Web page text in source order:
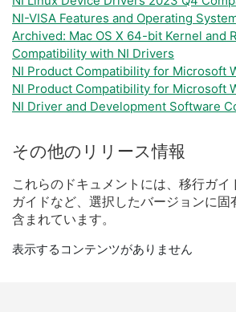
NI-VISA Features and Operating
Archived: Mac OS X 64-bit Kernel and
Compatibility with NI Drivers
NI Product Compatibility for Microsoft
NI Product Compatibility for Microsoft
NI Driver and Development Software
その他の リリース情報
これらの ドキュメント には、 移行ガイ
ガイドなど、 選択 したバージョンに固
含 まれてい ます。
表示するコンテンツがありません